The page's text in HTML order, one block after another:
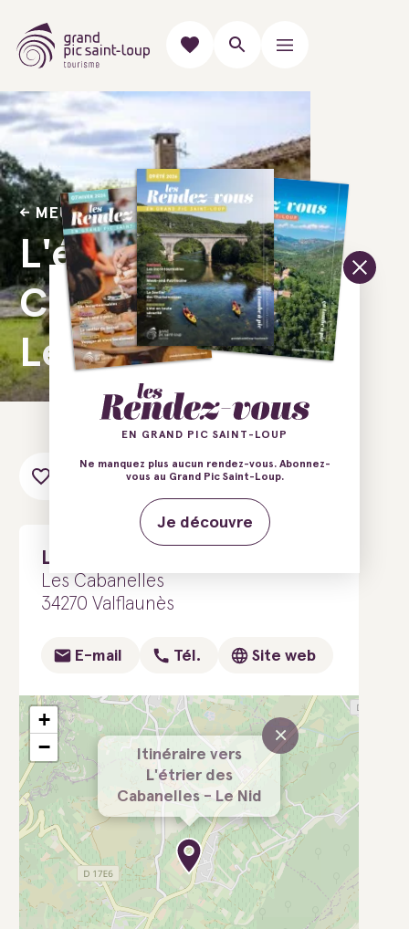
MEUBLÉS & GÎTES
L'étrier des
Cabanelles -
Le Nid
Ajouter au carnet de voyage
L'étrier des Cabanelles - Le Nid
Les Cabanelles
34270 Valflaunès
E-mail Tél. Site web
Itinéraire vers
L'étrier des
Cabanelles - Le Nid
×
+
−
EN GRAND PIC SAINT-LOUP
Ne manquez plus aucun rendez-vous. Abonnez-
vous au Grand Pic Saint-Loup.
Je découvre